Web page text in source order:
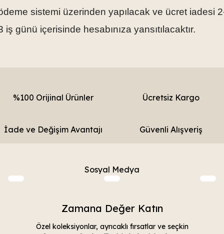
sistemi üzerinden yapılacak ve ücret iadesi
iş günü içerisinde hesabınıza yansıtılacaktır.
%100 Orijinal Ürünler Ücretsiz Kargo
İade ve Değişim Avantajı Güvenli Alışveriş
Sosyal Medya
Zamana Değer Katın
Özel koleksiyonlar, ayrıcaklı fırsatlar ve seçkin